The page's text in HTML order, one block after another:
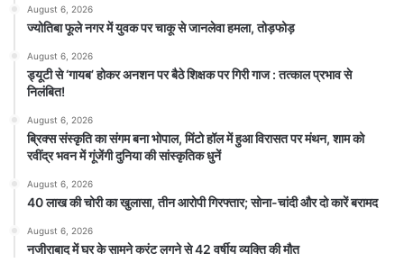
August 6, 2026
ज्योतिबा फूले नगर में युवक पर चाकू से जानलेवा हमला, तोड़फोड़
August 6, 2026
ड्यूटी से ‘गायब’ होकर अनशन पर बैठे शिक्षक पर गिरी गाज : तत्काल प्रभाव से
निलंबित!
August 6, 2026
ब्रिक्स संस्कृति का संगम बना भोपाल, मिंटो हॉल में हुआ विरासत पर मंथन, शाम को
रवींद्र भवन में गूंजेंगी दुनिया की सांस्कृतिक धुनें
August 6, 2026
40 लाख की चोरी का खुलासा, तीन आरोपी गिरफ्तार; सोना-चांदी और दो कारें बरामद
August 6, 2026
नजीराबाद में घर के सामने करंट लगने से 42 वर्षीय व्यक्ति की मौत